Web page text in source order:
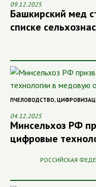
09.12.2025
Башкирский мед
списке
ПЧЕЛОВОДСТВО,
04.12.2025
Минсельхоз РФ
цифровые
РОССИЙСКАЯ